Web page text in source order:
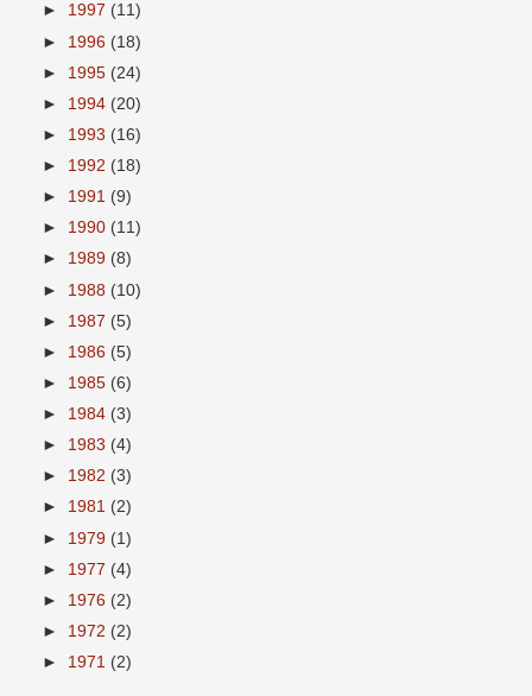
► 1997 (11)
► 1996 (18)
► 1995 (24)
► 1994 (20)
► 1993 (16)
► 1992 (18)
► 1991 (9)
► 1990 (11)
► 1989 (8)
► 1988 (10)
► 1987 (5)
► 1986 (5)
► 1985 (6)
► 1984 (3)
► 1983 (4)
► 1982 (3)
► 1981 (2)
► 1979 (1)
► 1977 (4)
► 1976 (2)
► 1972 (2)
► 1971 (2)